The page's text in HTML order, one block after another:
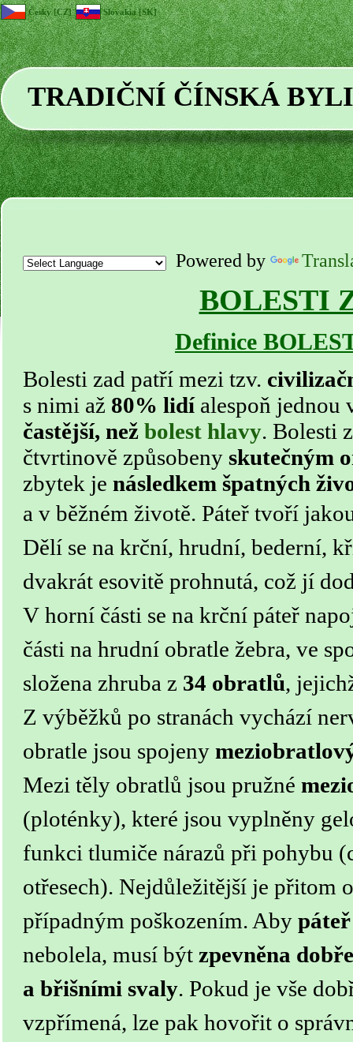
TRADIČNÍ ČÍNSKÁ
Česky [CZ] Slovakia [SK]
Powered by
BOLESTI
Definice
Bolesti zad patří mezi tzv.
s nimi až 80% lidíalespoň jednou
častější, než bolest hlavy. Bolesti
čtvrtinově způsobeny skutečným
zbytek je následkem špatných
a v běžném životě. Páteř tvoří
Dělí se na krční, hrudní, bederní,
dvakrát esovitě prohnutá, což jí
V horní části se na krční páteř
části na hrudní obratle žebra, ve
složena zhruba z 34 obratlů,
Z výběžků po stranách vychází
obratle jsou spojeny
Mezi těly obratlů jsou pružné
(ploténky), které jsou vyplněny
funkci tlumiče nárazů při pohybu
otřesech). Nejdůležitější je přitom
případným poškozením. Aby páteř
nebolela, musí být zpevněna
a břišními svaly. Pokud je vše
vzpřímená, lze pak hovořit o